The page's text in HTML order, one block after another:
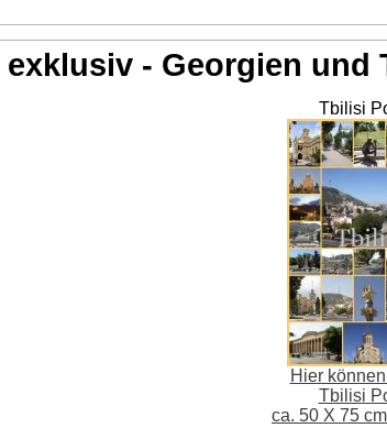
exklusiv - Georgien und
Tbilisi
Hier
Tbilisi
ca. 50 X 75